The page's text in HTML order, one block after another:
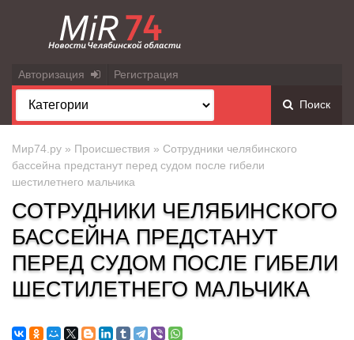
Авторизация Регистрация
Поиск
Мир74.ру » Происшествия » Сотрудники челябинского
бассейна предстанут перед судом после гибели
шестилетнего мальчика
СОТРУДНИКИ ЧЕЛЯБИНСКОГО
БАССЕЙНА ПРЕДСТАНУТ
ПЕРЕД СУДОМ ПОСЛЕ ГИБЕЛИ
ШЕСТИЛЕТНЕГО МАЛЬЧИКА